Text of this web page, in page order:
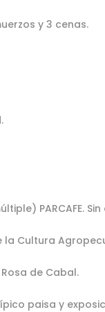
y 3 cenas.
PARCAFE.
Cultura
de Cabal.
paisa y